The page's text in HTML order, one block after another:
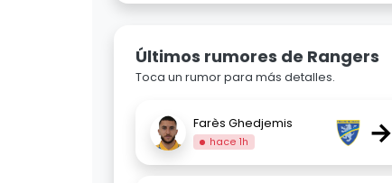
Últimos rumores de Rangers
Toca un rumor para más detalles.
Farès Ghedjemis
hace 1h →